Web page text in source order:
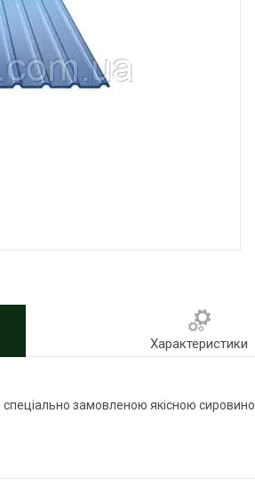
Характеристики
спеціально замовленою якісною